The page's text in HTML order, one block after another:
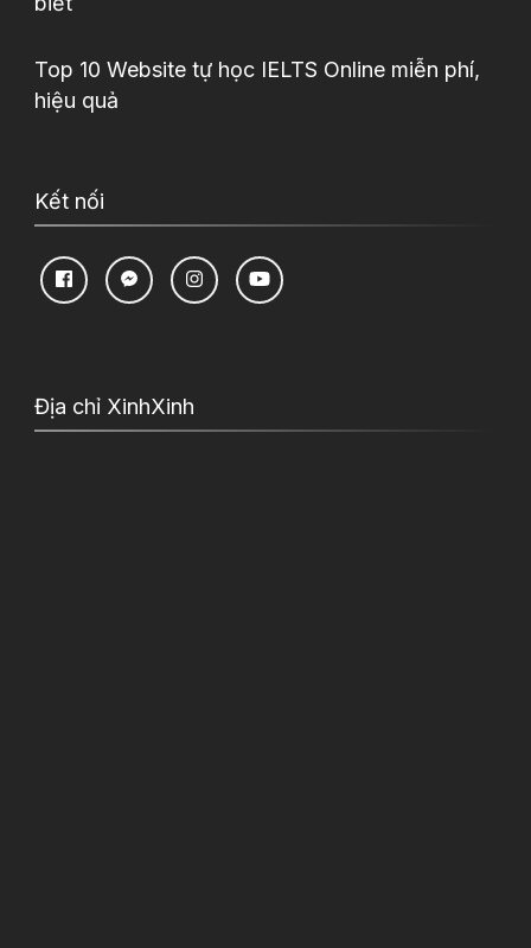
Top 10 Website tự học IELTS Online miễn phí,
hiệu quả
Kết nối
Địa chỉ XinhXinh